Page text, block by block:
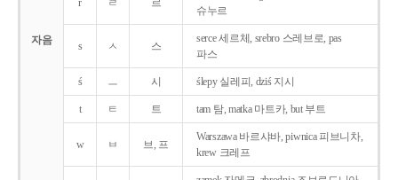
자음
r ㄹ 르
슈누르
s ㅅ 스
serce 세르체, srebro 스레브로, pas
파스
ś ㅡ 시 ślepy 실레피, dziś 지시
t ㅌ 트 tam 탐, matka 마트카, but 부트
w ㅂ 브, 프
Warszawa 바르샤바, piwnica 피브니차,
krew 크레프